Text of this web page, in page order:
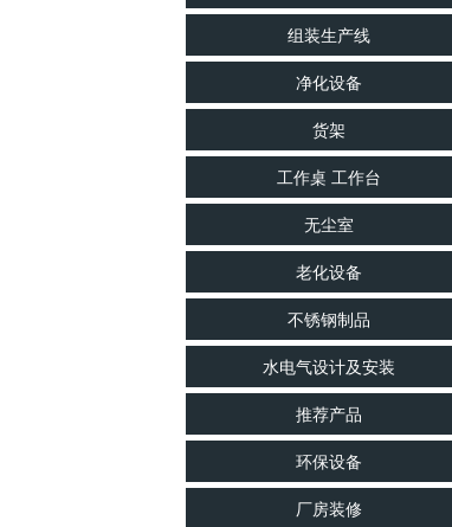
双工作室烤箱
上下工作室烤箱
电热烘箱
真空烤箱
工业烤箱
工业烘箱
喷涂、塑胶、五金、点胶、丝印烤箱
精密烤箱
烤房
烤箱
隧道炉
高温炉
工业电炉
防滑输送线
组装生产线
净化设备
货架
工作桌 工作台
无尘室
老化设备
不锈钢制品
水电气设计及安装
推荐产品
环保设备
厂房装修